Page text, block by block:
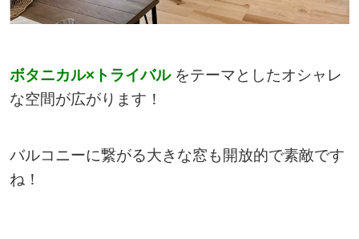
ボタニカル×トライバル をテーマとしたオシャレ
な空間が広がります！
バルコニーに繋がる大きな窓も開放的で素敵です
ね！